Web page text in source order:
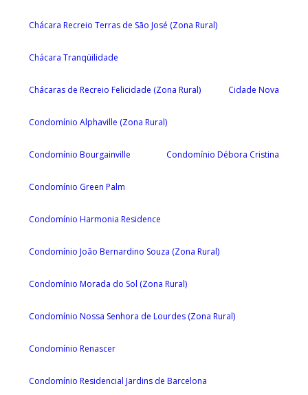
Chácara Recreio Terras de São José (Zona Rural)
Chácara Tranqüilidade
Chácaras de Recreio Felicidade (Zona Rural) Cidade Nova
Condomínio Alphaville (Zona Rural)
Condomínio Bourgainville Condomínio Débora Cristina
Condomínio Green Palm
Condomínio Harmonia Residence
Condomínio João Bernardino Souza (Zona Rural)
Condomínio Morada do Sol (Zona Rural)
Condomínio Nossa Senhora de Lourdes (Zona Rural)
Condomínio Renascer
Condomínio Residencial Jardins de Barcelona